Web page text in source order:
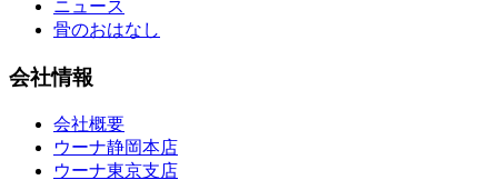
ニュース
骨のおはなし
会社情報
会社概要
ウーナ静岡本店
ウーナ東京支店